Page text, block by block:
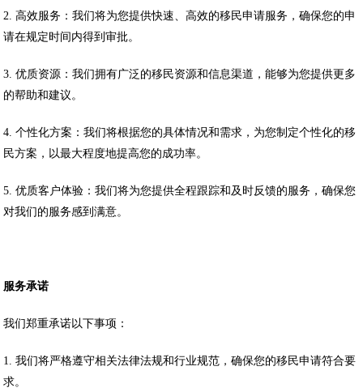
2. 高效服务：我们将为您提供快速、高效的移民申请服务，确保您的申
请在规定时间内得到审批。
3. 优质资源：我们拥有广泛的移民资源和信息渠道，能够为您提供更多
的帮助和建议。
4. 个性化方案：我们将根据您的具体情况和需求，为您制定个性化的移
民方案，以最大程度地提高您的成功率。
5. 优质客户体验：我们将为您提供全程跟踪和及时反馈的服务，确保您
对我们的服务感到满意。
服务承诺
我们郑重承诺以下事项：
1. 我们将严格遵守相关法律法规和行业规范，确保您的移民申请符合要
求。